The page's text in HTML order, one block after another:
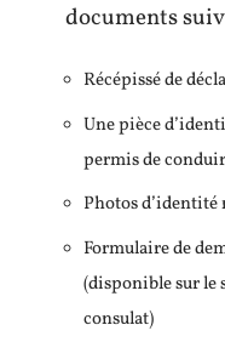
documents
Récépissé de
Une pièce
permis de
Photos d’identité
Formulaire de
(disponible sur le
consulat)